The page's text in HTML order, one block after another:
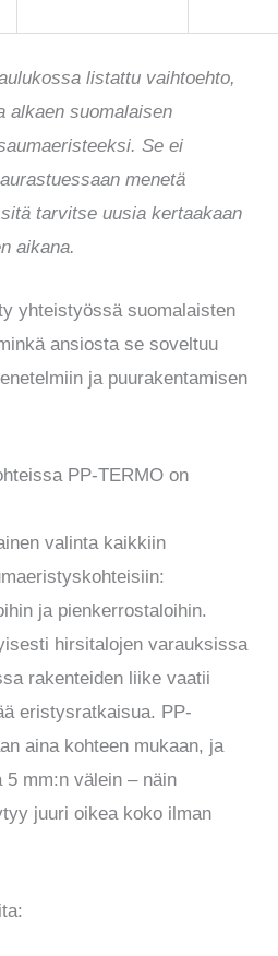
listattu vaihtoehto,
alkaen suomalaisen
Se ei
menetä
tarvitse uusia kertaakaan
aikana.
yhteistyössä suomalaisten
ansiosta se soveltuu
ja puurakentamisen
PP-TERMO on
valinta kaikkiin
ja pienkerrostaloihin.
hirsitalojen varauksissa
rakenteiden liike vaatii
eristysratkaisua. PP-
aina kohteen mukaan, ja
mm:n välein – näin
juuri oikea koko ilman